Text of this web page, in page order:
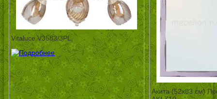
Vitaluce V3583/3PL
Акита (52х83 см)